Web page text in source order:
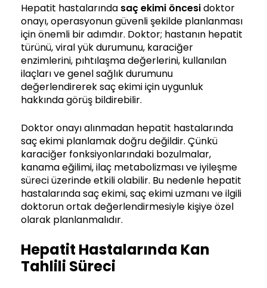
Hepatit hastalarında saç ekimi öncesidoktor
onayı, operasyonun güvenli şekilde planlanması
için önemli bir adımdır. Doktor; hastanın hepatit
türünü, viral yük durumunu, karaciğer
enzimlerini, pıhtılaşma değerlerini, kullanılan
ilaçları ve genel sağlık durumunu
değerlendirerek saç ekimi için uygunluk
hakkında görüş bildirebilir.
Doktor onayı alınmadan hepatit hastalarında
saç ekimi planlamak doğru değildir. Çünkü
karaciğer fonksiyonlarındaki bozulmalar,
kanama eğilimi, ilaç metabolizması ve iyileşme
süreci üzerinde etkili olabilir. Bu nedenle hepatit
hastalarında saç ekimi, saç ekimi uzmanı ve ilgili
doktorun ortak değerlendirmesiyle kişiye özel
olarak planlanmalıdır.
Hepatit Hastalarında Kan
Tahlili Süreci